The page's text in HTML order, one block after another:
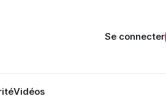
Vidéos
Se connecter